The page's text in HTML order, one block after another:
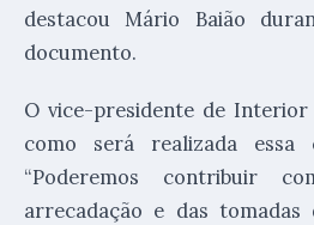
destacou Mário Baião
documento.
O vice-presidente de Interior
como será realizada essa
“Poderemos contribuir
arrecadação e das tomadas